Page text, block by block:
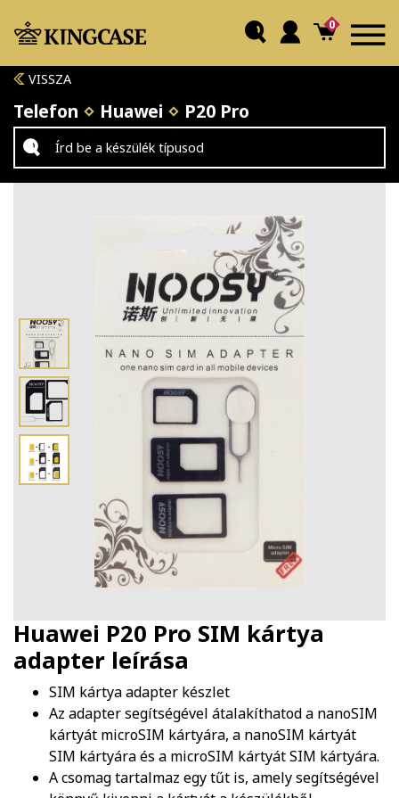
0
VISSZA
Telefon Huawei P20 Pro
Huawei P20 Pro SIM kártya
adapter leírása
SIM kártya adapter készlet
Az adapter segítségével átalakíthatod a nanoSIM
kártyát microSIM kártyára, a nanoSIM kártyát
SIM kártyára és a microSIM kártyát SIM kártyára.
A csomag tartalmaz egy tűt is, amely segítségével